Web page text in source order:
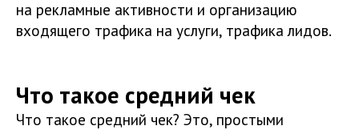
на рекламные активности и организацию
входящего трафика на услуги, трафика лидов.
Что такое средний чек
Что такое средний чек? Это, простыми